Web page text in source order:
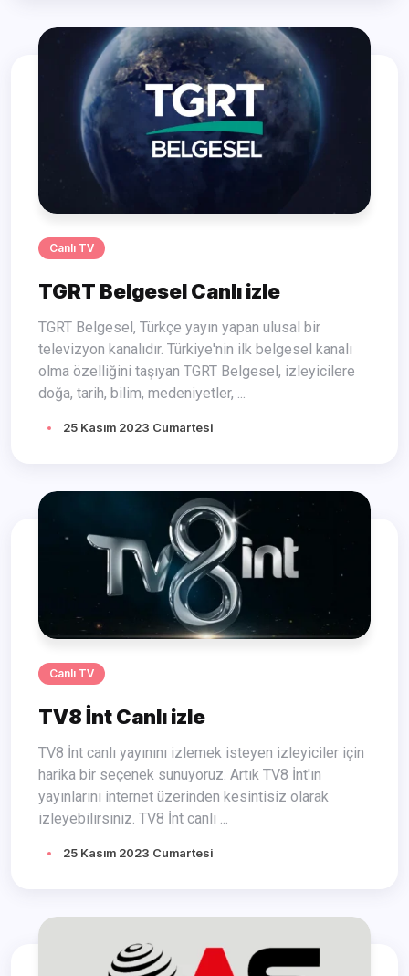
Canlı TV
TGRT Belgesel Canlı izle
TGRT Belgesel, Türkçe yayın yapan ulusal bir
televizyon kanalıdır. Türkiye'nin ilk belgesel kanalı
olma özelliğini taşıyan TGRT Belgesel, izleyicilere
doğa, tarih, bilim, medeniyetler, ...
25 Kasım 2023 Cumartesi
Canlı TV
TV8 İnt Canlı izle
TV8 İnt canlı yayınını izlemek isteyen izleyiciler için
harika bir seçenek sunuyoruz. Artık TV8 İnt'ın
yayınlarını internet üzerinden kesintisiz olarak
izleyebilirsiniz. TV8 İnt canlı ...
25 Kasım 2023 Cumartesi